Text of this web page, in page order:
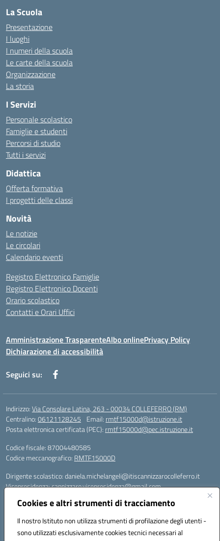
Cookies e altri strumenti di tracciamento
Il nostro Istituto non utilizza strumenti di profilazione degli utenti -
sono utilizzati esclusivamente cookies tecnici necessari al
La Scuola
Presentazione
I luoghi
I numeri della scuola
Le carte della scuola
Organizzazione
La storia
I Servizi
Personale scolastico
Famiglie e studenti
Percorsi di studio
Tutti i servizi
Didattica
Offerta formativa
I progetti delle classi
Novità
Le notizie
Le circolari
Calendario eventi
Registro Elettronico Famiglie
Registro Elettronico Docenti
Orario scolastico
Contatti e Orari Uffici
Amministrazione TrasparenteAlbo onlinePrivacy Policy
Dichiarazione di accessibilità
Seguici su:
Indirizzo:Via Consolare Latina, 263 - 00034 COLLEFERRO (RM)
Centralino:06121128245 Email: rmtf15000d@istruzione.it
Posta elettronica certificata (PEC): rmtf15000d@pec.istruzione.it
Codice fiscale: 87004480585
Codice meccanografico: RMTF15000D
Dirigente scolastico: daniela.michelangeli@itiscannizzarocolleferro.it
Vicepresidenza: cannizzaro.vicepresidenza@gmail.com
Supporto piattaforme DDI (creazione account e rigenerazione credenziali)
supporto_gsuite@itiscannizzarocolleferro.it